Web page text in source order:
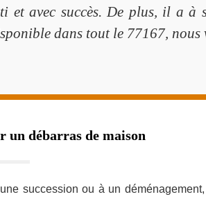
et avec succès. De plus, il a à
dans tout le 77167,
un débarras de maison
succession ou à un